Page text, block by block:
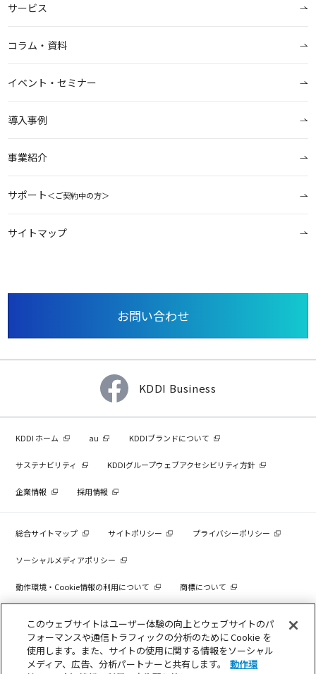
サービス
コラム・資料
イベント・セミナー
導入事例
事業紹介
サポート＜ご契約中の方＞
サイトマップ
お問い合わせ
KDDI Business
KDDI ホーム au KDDIブランドについて
サステナビリティ KDDIグループウェブアクセシビリティ方針
企業情報 採用情報
総合サイトマップ サイトポリシー プライバシーポリシー
ソーシャルメディアポリシー
動作環境・Cookie情報の利用について 商標について
このウェブサイトはユーザー体験の向上とウェブサイトのパ
フォーマンスや通信トラフィックの分析のために Cookie を
使用します。また、サイトの使用に関する情報をソーシャル
メディア、広告、分析パートナーと共有します。
動作環